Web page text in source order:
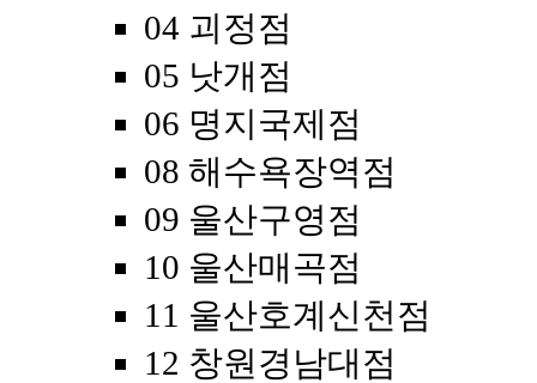
04 괴정점
05 낫개점
06 명지국제점
08 해수욕장역점
09 울산구영점
10 울산매곡점
11 울산호계신천점
12 창원경남대점